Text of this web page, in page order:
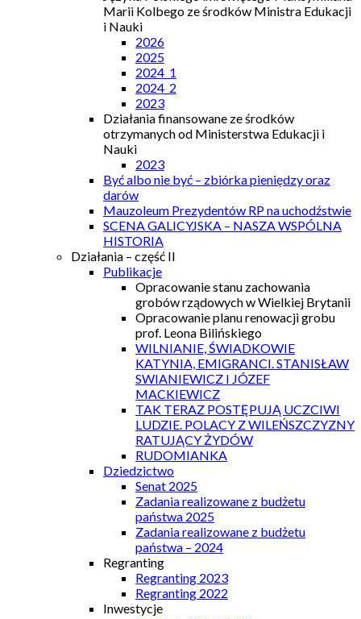
Marii Kolbego ze środków Ministra Edukacji
i Nauki
2026
2025
2024_1
2024_2
2023
Działania finansowane ze środków
otrzymanych od Ministerstwa Edukacji i
Nauki
2023
Być albo nie być – zbiórka pieniędzy oraz
darów
Mauzoleum Prezydentów RP na uchodźstwie
SCENA GALICYJSKA – NASZA WSPÓLNA
HISTORIA
Działania – część II
Publikacje
Opracowanie stanu zachowania
grobów rządowych w Wielkiej Brytanii
Opracowanie planu renowacji grobu
prof. Leona Bilińskiego
WILNIANIE, ŚWIADKOWIE
KATYNIA, EMIGRANCI. STANISŁAW
SWIANIEWICZ I JÓZEF
MACKIEWICZ
TAK TERAZ POSTĘPUJĄ UCZCIWI
LUDZIE. POLACY Z WILEŃSZCZYZNY
RATUJĄCY ŻYDÓW
RUDOMIANKA
Dziedzictwo
Senat 2025
Zadania realizowane z budżetu
państwa 2025
Zadania realizowane z budżetu
państwa – 2024
Regranting
Regranting 2023
Regranting 2022
Inwestycje